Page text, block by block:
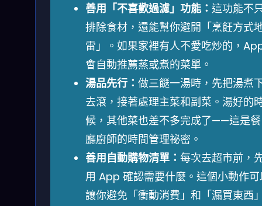
善用「不喜歡過濾」功能： 這功能不
排除食材，還能幫你避開「烹飪方式
雷」。如果家裡有人不愛吃炒的，
會自動推薦蒸或煮的菜單。
湯品先行： 做三餸一湯時，先把湯煮
去滾，接著處理主菜和副菜。湯好的
候，其他菜也差不多完成了——這是餐
廳廚師的時間管理祕密。
善用自動購物清單： 每次去超市前，
用 App 確認需要什麼。這個小動作
讓你避免「衝動消費」和「漏買東西